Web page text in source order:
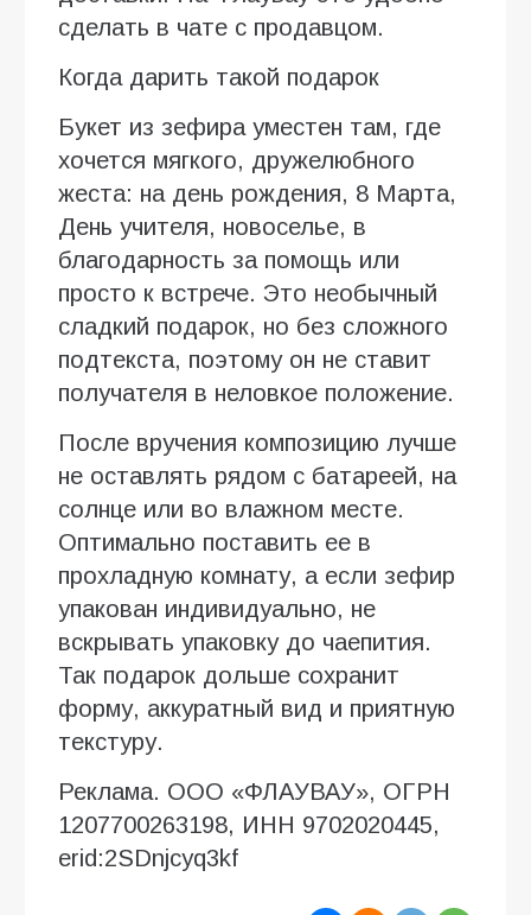
сделать в чате с продавцом.
Когда дарить такой подарок
Букет из зефира уместен там, где
хочется мягкого, дружелюбного
жеста: на день рождения, 8 Марта,
День учителя, новоселье, в
благодарность за помощь или
просто к встрече. Это необычный
сладкий подарок, но без сложного
подтекста, поэтому он не ставит
получателя в неловкое положение.
После вручения композицию лучше
не оставлять рядом с батареей, на
солнце или во влажном месте.
Оптимально поставить ее в
прохладную комнату, а если зефир
упакован индивидуально, не
вскрывать упаковку до чаепития.
Так подарок дольше сохранит
форму, аккуратный вид и приятную
текстуру.
Реклама. ООО «ФЛАУВАУ», ОГРН
1207700263198, ИНН 9702020445,
erid:2SDnjcyq3kf